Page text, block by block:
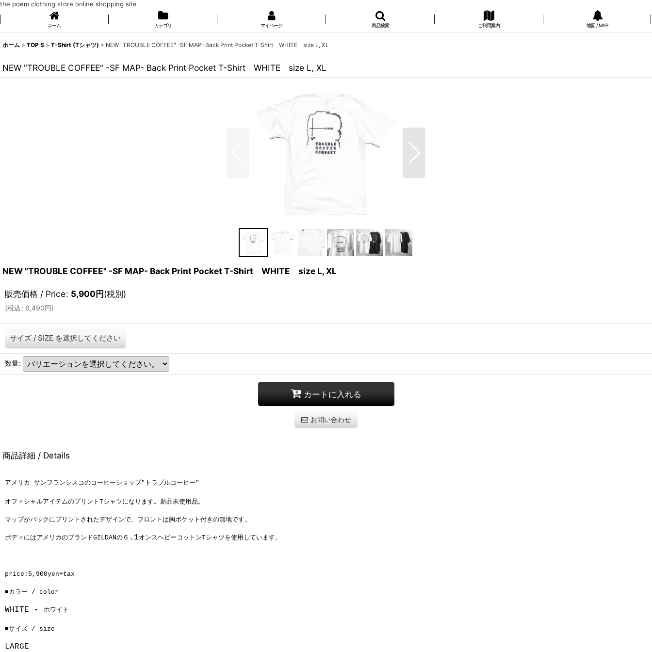
the poem clothing store online shopping site
ホーム カテゴリ マイページ 商品検索 ご利用案内 地図 / MAP
ホーム > TOP S > T-Shirt (Tシャツ) > NEW "TROUBLE COFFEE" -SF MAP- Back Print Pocket T-Shirt WHITE size L, XL
NEW "TROUBLE COFFEE" -SF MAP- Back Print Pocket T-Shirt WHITE size L, XL
NEW "TROUBLE COFFEE" -SF MAP- Back Print Pocket T-Shirt WHITE size L, XL
販売価格 / Price: 5,900円(税別)
(税込: 6,490円)
サイズ / SIZE を選択してください
数量:
カートに入れる
お問い合わせ
商品詳細 / Details
アメリカ サンフランシスコのコーヒーショップ"トラブルコーヒー"
オフィシャルアイテムのプリントTシャツになります。新品未使用品。
マップがバックにプリントされたデザインで、フロントは胸ポケット付きの無地です。
ボディにはアメリカのブランドGILDANの６ .1オンスヘビーコットンTシャツを使用しています。
price:5,900yen+tax
■カラー / color
WHITE - ホワイト
■サイズ / size
LARGE